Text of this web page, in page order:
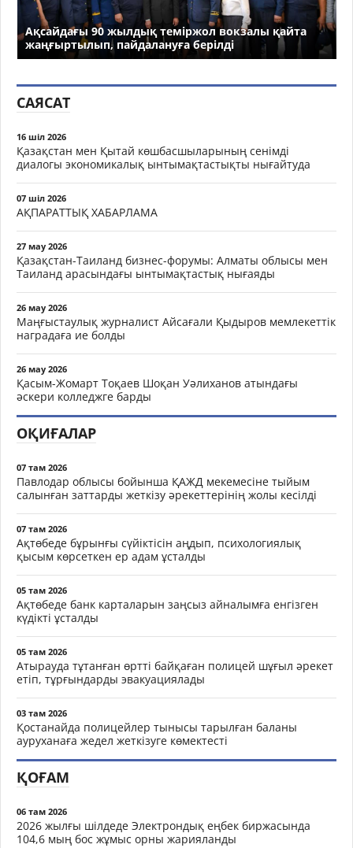
Ақсайдағы 90 жылдық теміржол вокзалы қайта
жаңғыртылып, пайдалануға берілді
САЯСАТ
16 шіл 2026
Қазақстан мен Қытай көшбасшыларының сенімді
диалогы экономикалық ынтымақтастықты нығайтуда
07 шіл 2026
АҚПАРАТТЫҚ ХАБАРЛАМА
27 мау 2026
Қазақстан-Таиланд бизнес-форумы: Алматы облысы мен
Таиланд арасындағы ынтымақтастық нығаяды
26 мау 2026
Маңғыстаулық журналист Айсағали Қыдыров мемлекеттік
наградаға ие болды
26 мау 2026
Қасым-Жомарт Тоқаев Шоқан Уәлиханов атындағы
әскери колледжге барды
ОҚИҒАЛАР
07 там 2026
Павлодар облысы бойынша ҚАЖД мекемесіне тыйым
салынған заттарды жеткізу әрекеттерінің жолы кесілді
07 там 2026
Ақтөбеде бұрынғы сүйіктісін аңдып, психологиялық
қысым көрсеткен ер адам ұсталды
05 там 2026
Ақтөбеде банк карталарын заңсыз айналымға енгізген
күдікті ұсталды
05 там 2026
Атырауда тұтанған өртті байқаған полицей шұғыл әрекет
етіп, тұрғындарды эвакуациялады
03 там 2026
Қостанайда полицейлер тынысы тарылған баланы
ауруханаға жедел жеткізуге көмектесті
ҚОҒАМ
06 там 2026
2026 жылғы шілдеде Электрондық еңбек биржасында
104,6 мың бос жұмыс орны жарияланды